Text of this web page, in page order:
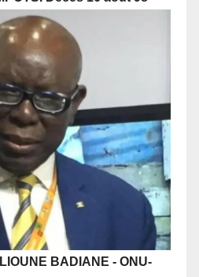
BADIANE - ONU-